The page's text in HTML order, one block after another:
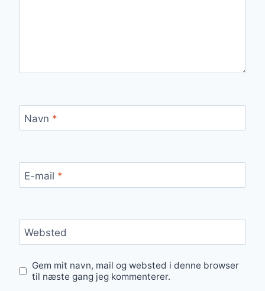
Navn *
E-mail *
Websted
Gem mit navn, mail og websted i denne browser
til næste gang jeg kommenterer.